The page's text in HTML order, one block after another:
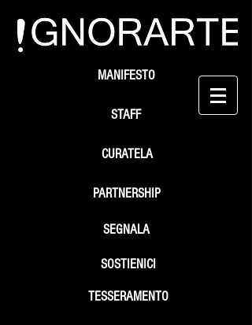
STAFF
SEGNALA
SOSTIENICI
MANIFESTO
PARTNERSHIP
TESSERAMENTO
CURATELA